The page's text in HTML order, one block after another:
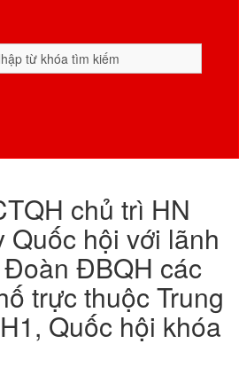
chủ trì HN
Quốc hội với lãnh
ĐBQH các
trực thuộc Trung
Quốc hội khóa